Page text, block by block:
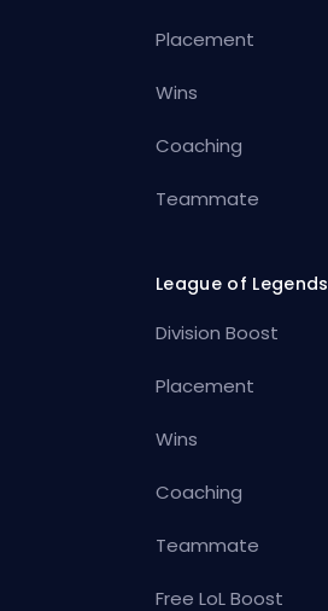
Placement
Wins
Coaching
Teammate
League of Legends
Division Boost
Placement
Wins
Coaching
Teammate
Free LoL Boost